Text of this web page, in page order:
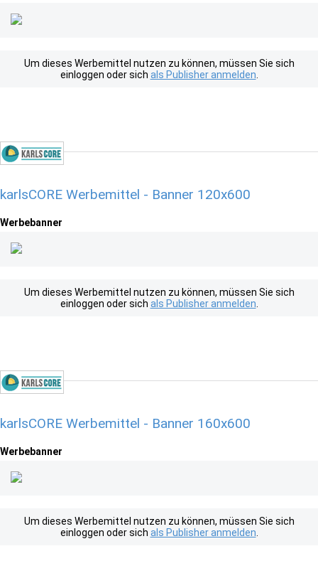
Um dieses Werbemittel nutzen zu können, müssen Sie sich
einloggen oder sich als Publisher anmelden
karlsCORE Werbemittel - Banner 120x600
Werbebanner
Um dieses Werbemittel nutzen zu können, müssen Sie sich
einloggen oder sich als Publisher anmelden
karlsCORE Werbemittel - Banner 160x600
Werbebanner
Um dieses Werbemittel nutzen zu können, müssen Sie sich
einloggen oder sich als Publisher anmelden